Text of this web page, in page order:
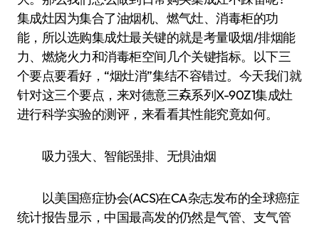
集成灶因为集合了油烟机、燃气灶、消毒柜的功
能，所以选购集成灶最关键的就是考量吸烟/排烟能
力、燃烧火力和消毒柜空间几个关键指标。以下三
个要点要看好，“烟灶消”集结不容错过。今天我们就
针对这三个要点，来对德意三𡘙系列X-90Z1集成灶
进行科学实验的测评，来看看其性能究竟如何。
吸力强大、智能强排、无惧油烟
以美国癌症协会(ACS)在CA杂志发布的全球癌症
统计报告显示，中国最高发的仍然是气管、支气管